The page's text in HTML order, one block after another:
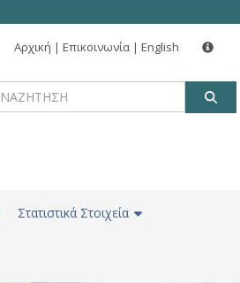
Αρχική | Επικοινωνία | English
Στατιστικά Στοιχεία